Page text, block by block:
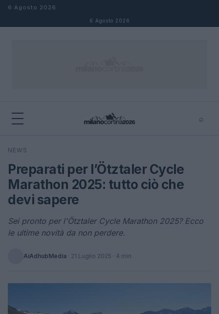
Salta al contenuto
6 Agosto 2026
6 Agosto 2026
⌕
Cerca
NEWS
Preparati per l’Ötztaler Cycle
Marathon 2025: tutto ciò che
devi sapere
Sei pronto per l'Ötztaler Cycle Marathon 2025? Ecco
le ultime novità da non perdere.
AiAdhubMedia · 21 Luglio 2025 · 4 min